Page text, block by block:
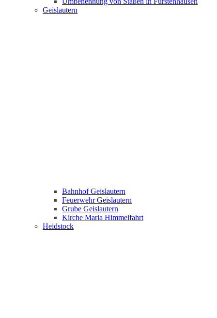
Geislautern
Bahnhof Geislautern
Feuerwehr Geislautern
Grube Geislautern
Kirche Maria Himmelfahrt
Heidstock